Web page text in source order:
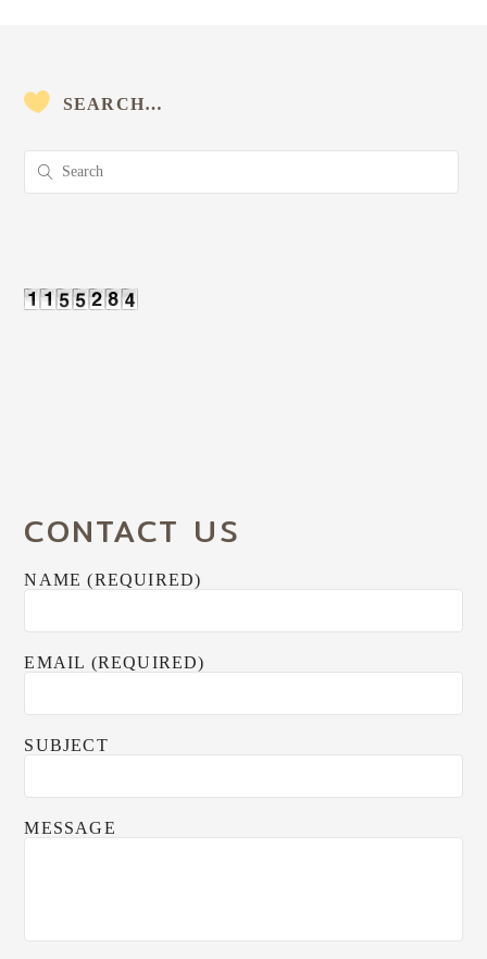
SEARCH…
CONTACT US
NAME (REQUIRED)
EMAIL (REQUIRED)
SUBJECT
MESSAGE